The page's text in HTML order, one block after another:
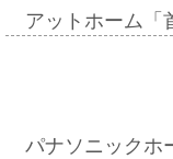
アットホーム「
パナソニックホ